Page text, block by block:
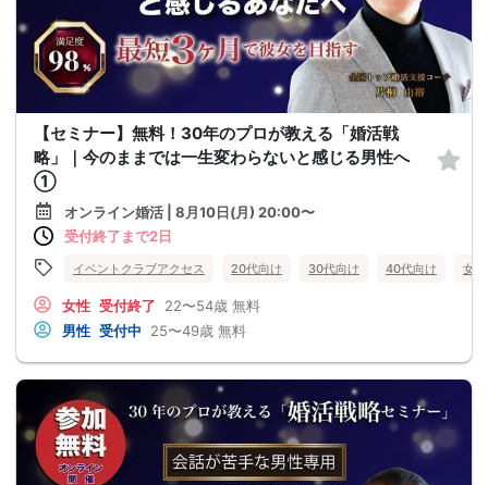
【セミナー】無料！30年のプロが教える「婚活戦
略」｜今のままでは一生変わらないと感じる男性へ
①
オンライン婚活 | 8月10日(月) 20:00〜
受付終了まで2日
イベントクラブアクセス 20代向け 30代向け 40代向け 女
女性 受付終了 22〜54歳 無料
男性 受付中 25〜49歳 無料